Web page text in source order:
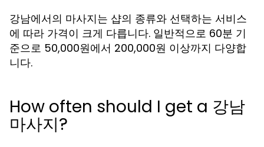
강남에서의 마사지는 샵의 종류와 선택하는 서비스
에 따라 가격이 크게 다릅니다. 일반적으로 60분 기
준으로 50,000원에서 200,000원 이상까지 다양합
니다.
How often should I get a 강남
마사지?